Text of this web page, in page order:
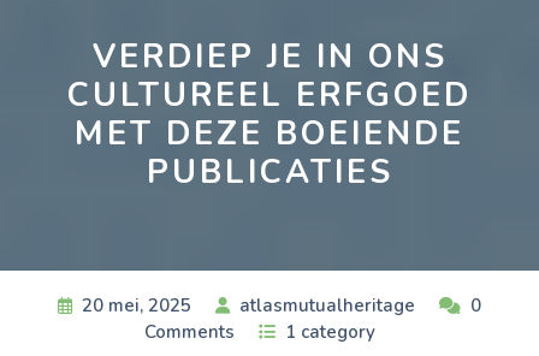
VERDIEP JE IN ONS
CULTUREEL ERFGOED
MET DEZE BOEIENDE
PUBLICATIES
20 mei, 2025 atlasmutualheritage
0
Comments
1 category